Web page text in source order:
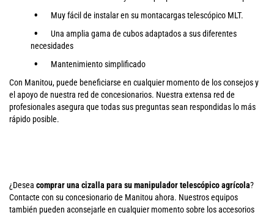
Muy fácil de instalar en su montacargas telescópico MLT.
Una amplia gama de cubos adaptados a sus diferentes
necesidades
Mantenimiento simplificado
Con Manitou, puede beneficiarse en cualquier momento de los consejos y
el apoyo de nuestra red de concesionarios. Nuestra extensa red de
profesionales asegura que todas sus preguntas sean respondidas lo más
rápido posible.
¿Desea comprar una cizalla para su manipulador telescópico agrícola?
Contacte con su concesionario de Manitou ahora. Nuestros equipos
también pueden aconsejarle en cualquier momento sobre los accesorios